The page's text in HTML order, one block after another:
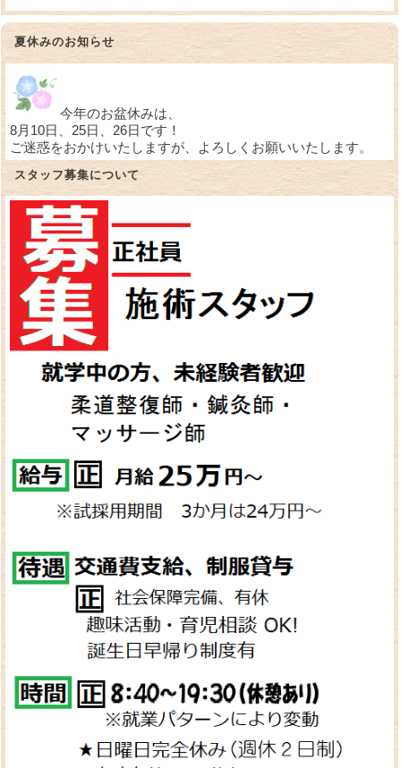
夏休みのお知らせ
今年のお盆休みは、
8月10日、25日、26日です！
ご迷惑をおかけいたしますが、よろしくお願いいたします。
スタッフ募集について